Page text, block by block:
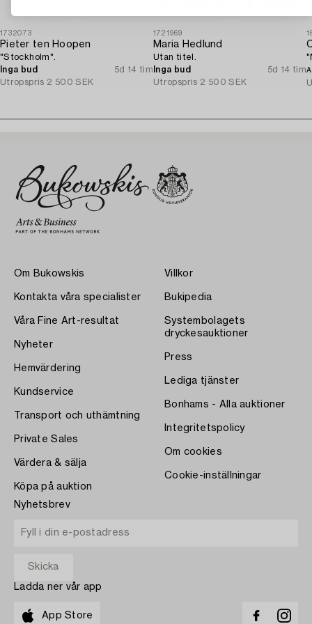
1732073
Pieter ten Hoopen
"Stockholm".
Inga bud
5d 14 tim
Utropspris 2 500 SEK
1721969
Maria Hedlund
Utan titel.
Inga bud
5d 14 tim
Utropspris 2 500 SEK
Om Bukowskis
Kontakta våra specialister
Våra Fine Art-resultat
Nyheter
Hemvärdering
Kundservice
Transport och uthämtning
Private Sales
Värdera & sälja
Köpa på auktion
Villkor
Bukipedia
Systembolagets
dryckesauktioner
Press
Lediga tjänster
Bonhams - Alla auktioner
Integritetspolicy
Om cookies
Cookie-inställningar
Nyhetsbrev
Ladda ner vår app
App Store